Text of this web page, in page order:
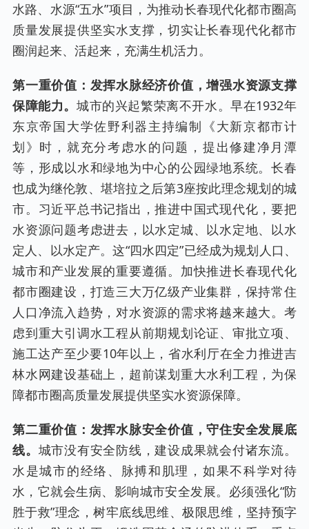
水路、水源“五水”项目，为推动长春现代化都市圈高
质量发展提供坚实水支撑，切实让长春现代化都市
圈润起来、活起来，充满生机活力。
第一重价值：发挥水脉经济价值，增强水资源支撑
保障能力。 城市的兴起繁荣离不开水。早在1932年
东京帝国大学佐野利器主持编制《大新京都市计
划》时，就充分考虑水的问题，提出修建净月潭
等，形成以水和绿地为中心的公园绿地系统。长春
也成为继伦敦、堪培拉之后第3座按此理念规划的城
市。习近平总书记指出，推进中国式现代化，要把
水资源问题考虑进去，以水定城、以水定地、以水
定人、以水定产。这“四水四定”已经成为规划人口、
城市和产业发展的重要遵循。加快推进长春现代化
都市圈建设，打造三大万亿级产业集群，保持常住
人口净流入趋势，对水资源的需求将越来越大。考
虑到重大引调水工程从前期规划论证、审批立项、
施工达产至少要10年以上，省水利厅在全力推进吉
林水网建设基础上，超前谋划重大水利工程，为保
障都市圈高质量发展提供坚实水资源保障。
第二重价值：发挥水脉安全价值，守住安全发展底
线。 城市没有安全防线，建设成果就会付诸东流。
水是城市的经络、脉搏和肌理，如果不科学对待
水，它就会生病、影响城市安全发展。必须强化“防
胜于救”理念，树牢底线思维、极限思维，坚持预字